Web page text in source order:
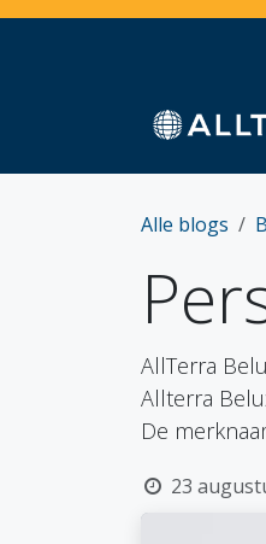
Overslaan naar inhoud
Alle blogs
AllTerra
Allterra
De
23